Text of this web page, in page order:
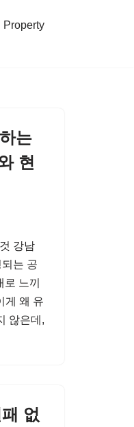
Property
는
현
강남
는 공
느끼
게 왜 유
않은데,
없